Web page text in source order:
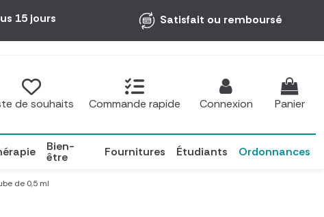
15 jours Satisfait ou remboursé
de souhaits Commande rapide Connexion Panier
Bien-
être Fournitures Étudiants Ordonnances
de 0,5 ml